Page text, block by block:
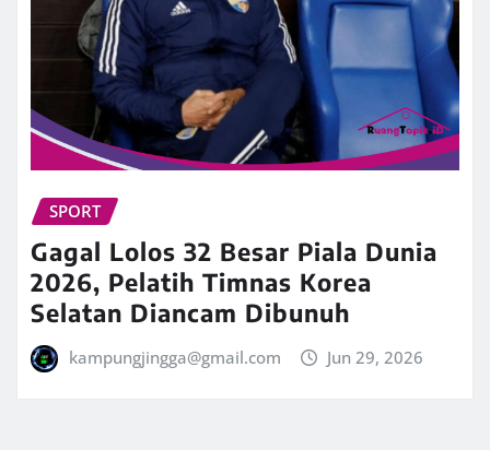
SPORT
Gagal Lolos 32 Besar Piala Dunia
2026, Pelatih Timnas Korea
Selatan Diancam Dibunuh
kampungjingga@gmail.com Jun 29, 2026